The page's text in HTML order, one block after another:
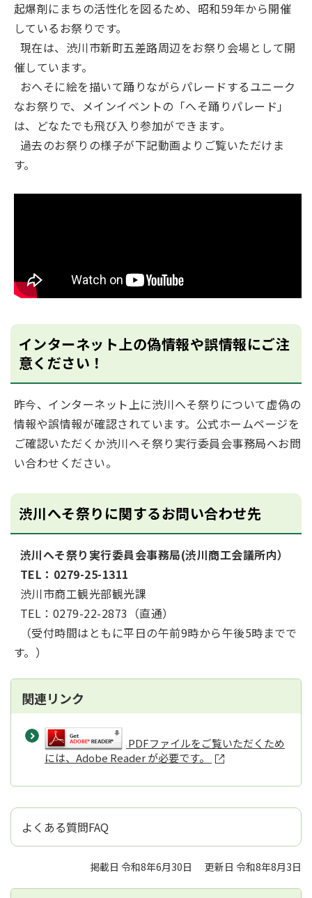
起爆剤にまちの活性化を図るため、昭和59年から開催
しているお祭りです。
現在は、渋川市新町五差路周辺をお祭り会場として開
催しています。
おへそに絵を描いて踊りながらパレードするユニーク
なお祭りで、メインイベントの「へそ踊りパレード」
は、どなたでも飛び入り参加ができます。
過去のお祭りの様子が下記動画よりご覧いただけま
す。
インターネット上の偽情報や誤情報にご注
意ください！
昨今、インターネット上に渋川へそ祭りについて虚偽の
情報や誤情報が確認されています。公式ホームページを
ご確認いただくか渋川へそ祭り実行委員会事務局へお問
い合わせください。
渋川へそ祭りに関するお問い合わせ先
渋川へそ祭り実行委員会事務局(渋川商工会議所内）
TEL：0279-25-1311
渋川市商工観光部観光課
TEL：0279-22-2873（直通）
（受付時間はともに平日の午前9時から午後5時までで
す。）
関連リンク
PDFファイルをご覧いただくため
には、Adobe Reader が必要です。
よくある質問FAQ
掲載日 令和8年6月30日 更新日 令和8年8月3日